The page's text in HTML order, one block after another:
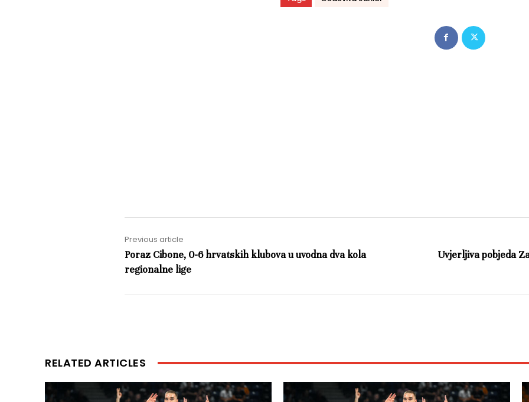
Previous article
Poraz Cibone, 0-6 hrvatskih klubova u uvodna dva kola
regionalne lige
Uvjerljiva pobjeda
RELATED ARTICLES